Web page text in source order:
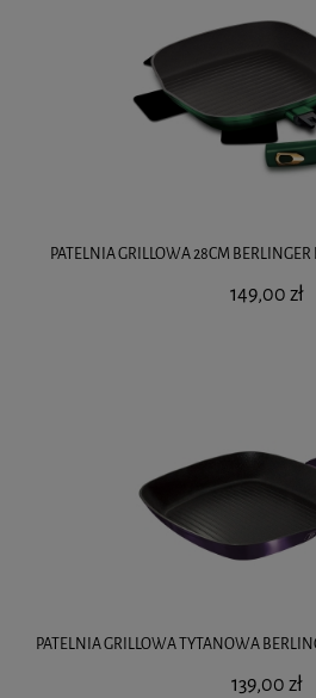
PATELNIA GRILLOWA 28CM
149,00 zł
PATELNIA GRILLOWA TYTANOWA
139,00 zł